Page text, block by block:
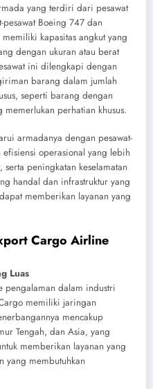
yang terdiri dari pesawat
Boeing 747 dan
kapasitas angkut yang
dengan ukuran atau berat
ini dilengkapi dengan
barang dalam jumlah
seperti barang dengan
memerlukan perhatian khusus.
armadanya dengan pesawat-
efisiensi operasional yang lebih
peningkatan keselamatan
handal dan infrastruktur yang
memberikan layanan yang
Cargo Airline
Luas
dalam industri
memiliki jaringan
mencakup
Tengah, dan Asia, yang
memberikan layanan yang
yang membutuhkan